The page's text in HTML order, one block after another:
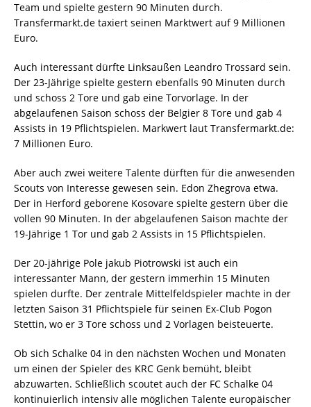
Team und spielte gestern 90 Minuten durch.
Transfermarkt.de taxiert seinen Marktwert auf 9 Millionen
Euro.
Auch interessant dürfte Linksaußen Leandro Trossard sein.
Der 23-Jährige spielte gestern ebenfalls 90 Minuten durch
und schoss 2 Tore und gab eine Torvorlage. In der
abgelaufenen Saison schoss der Belgier 8 Tore und gab 4
Assists in 19 Pflichtspielen. Markwert laut Transfermarkt.de:
7 Millionen Euro.
Aber auch zwei weitere Talente dürften für die anwesenden
Scouts von Interesse gewesen sein. Edon Zhegrova etwa.
Der in Herford geborene Kosovare spielte gestern über die
vollen 90 Minuten. In der abgelaufenen Saison machte der
19-Jährige 1 Tor und gab 2 Assists in 15 Pflichtspielen.
Der 20-jährige Pole jakub Piotrowski ist auch ein
interessanter Mann, der gestern immerhin 15 Minuten
spielen durfte. Der zentrale Mittelfeldspieler machte in der
letzten Saison 31 Pflichtspiele für seinen Ex-Club Pogon
Stettin, wo er 3 Tore schoss und 2 Vorlagen beisteuerte.
Ob sich Schalke 04 in den nächsten Wochen und Monaten
um einen der Spieler des KRC Genk bemüht, bleibt
abzuwarten. Schließlich scoutet auch der FC Schalke 04
kontinuierlich intensiv alle möglichen Talente europäischer